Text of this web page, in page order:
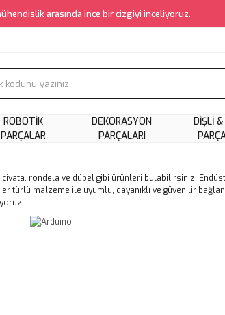
arasında ince bir çizgiyi inceliyoruz.
ROBOTIK
PARÇALAR
DEKORASYON
PARÇALARI
DIŞLI
rondela ve dübel gibi ürünleri bulabilirsiniz.
türlü malzeme ile uyumlu, dayanıklı ve güvenilir